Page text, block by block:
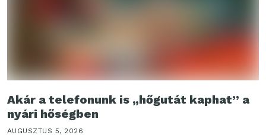
Akár a telefonunk is „hőgutát kaphat” a
nyári hőségben
AUGUSZTUS 5, 2026